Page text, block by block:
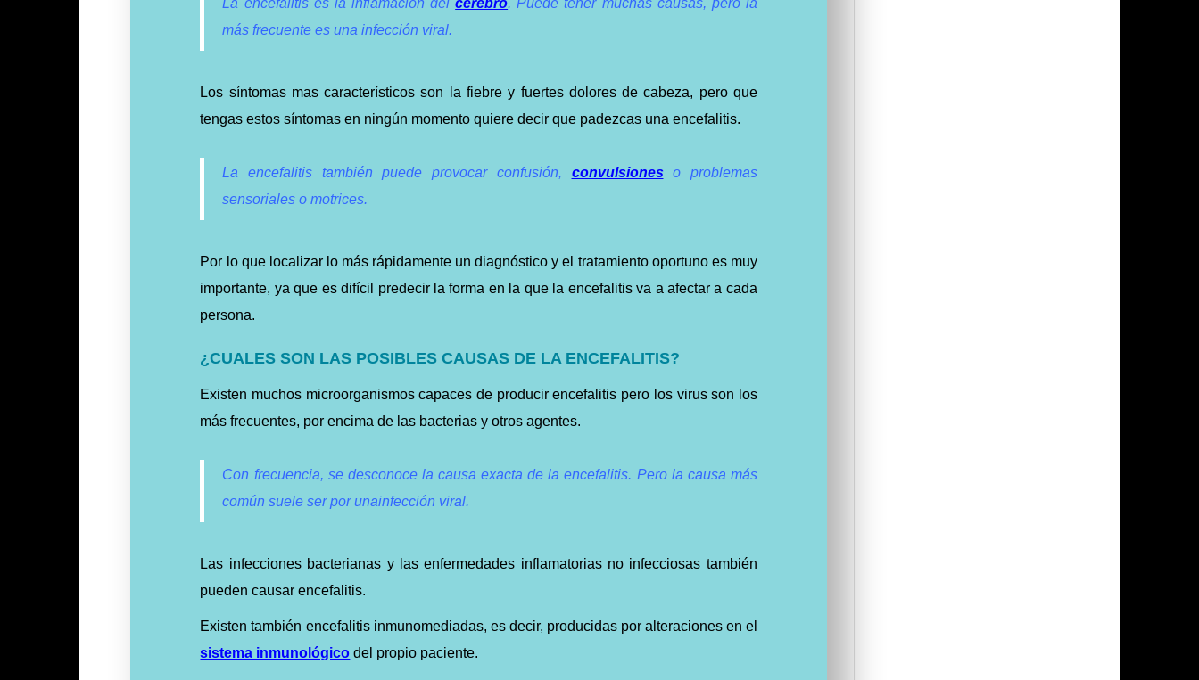
La encefalitis es la inflamación delcerebro. Puede tener muchas causas, pero la
más frecuente es una infección viral.
Los síntomas mas característicos son la fiebre y fuertes dolores de cabeza, pero que
tengas estos síntomas en ningún momento quiere decirque padezcas unaencefalitis.
La encefalitis también puede provocar confusión, convulsiones o problemas
sensoriales o motrices.
Por lo que localizar lo más rápidamente un diagnóstico y el tratamiento oportuno es muy
importante, ya que es difícil predecir la forma en la que la encefalitis va a afectar a cada
persona.
¿CUALES SON LAS POSIBLES CAUSAS DE LA ENCEFALITIS?
Existen muchos microorganismos capaces de producir encefalitis pero los virus son los
más frecuentes, por encima de las bacterias y otros agentes.
Con frecuencia, se desconoce la causa exacta de la encefalitis. Pero la causa más
comúnsuele ser por unainfección viral.
Las infecciones bacterianas y las enfermedades inflamatorias no infecciosas también
pueden causar encefalitis.
Existen también encefalitis inmunomediadas, es decir, producidas por alteraciones en el
sistema inmunológico del propio paciente.